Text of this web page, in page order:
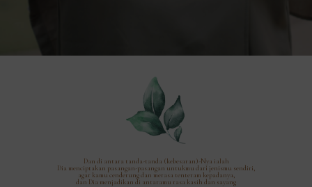
Dan di antara tanda-tanda (kebesaran)-Nya ialah
Dia menciptakan pasangan-pasangan untukmu dari jenismu sendiri,
agar kamu cenderung dan merasa tenteram kepadanya,
dan Dia menjadikan di antaramu rasa kasih dan sayang